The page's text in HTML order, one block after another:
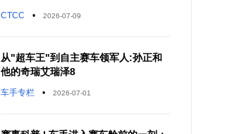
CTCC • 2026-07-09
从"超车王"到自主赛车领军人:孙正和
他的奇瑞艾瑞泽8
车手专栏 • 2026-07-01